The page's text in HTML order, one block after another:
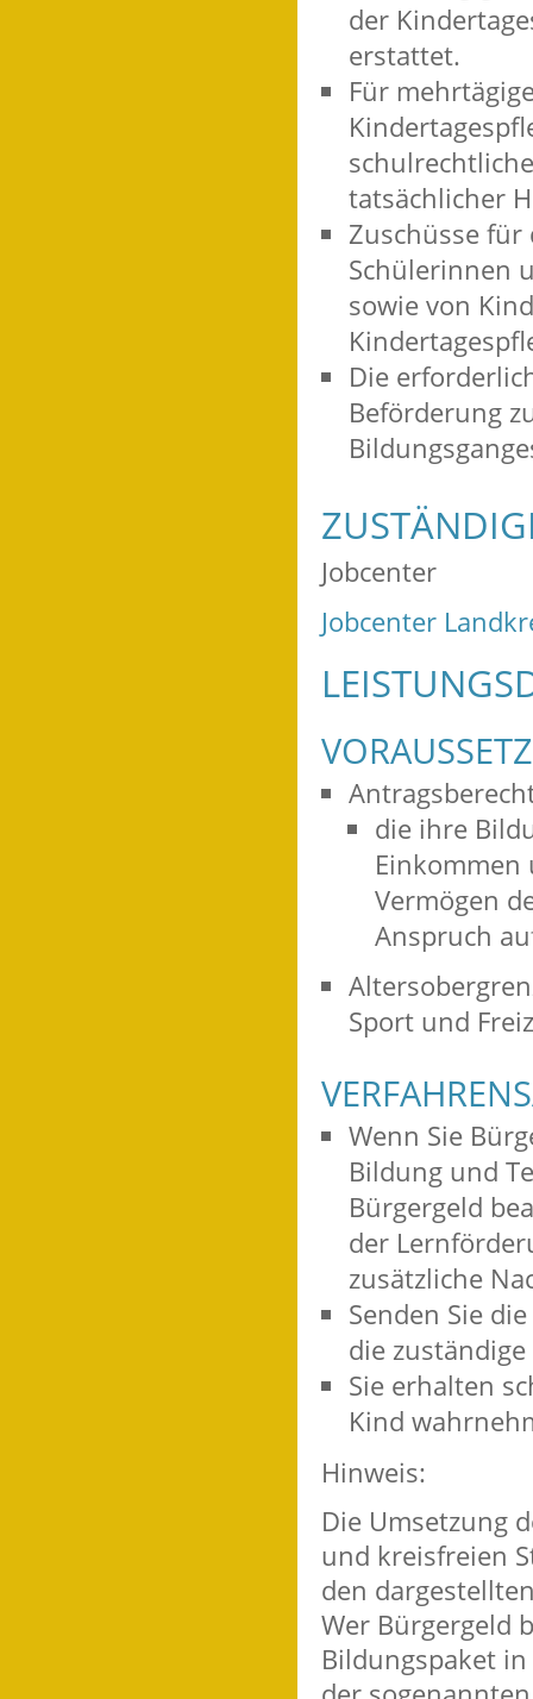
der
erstattet.
Für
tatsächlicher
Zuschüsse
Schülerinnen
sowie von
Die
Beförderung
Jobcenter
Jobcenter
die ihre
Einkommen
Vermögen
Anspruch
Sport und
Wenn Sie
Bildung und
Bürgergeld
der
zusätzliche
Senden Sie
die
Sie erhalten
Kind
Hinweis:
Die Umsetzung
und kreisfreien
den
Wer Bürgergeld
Bildungspaket in